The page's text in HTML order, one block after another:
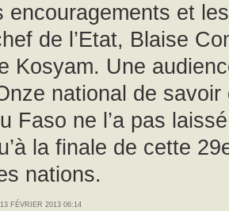
encouragements et
de l’Etat, Blaise
Kosyam. Une
national de savoir
Faso ne l’a pas
la finale de cette
nations.
FÉVRIER 2013 06:14